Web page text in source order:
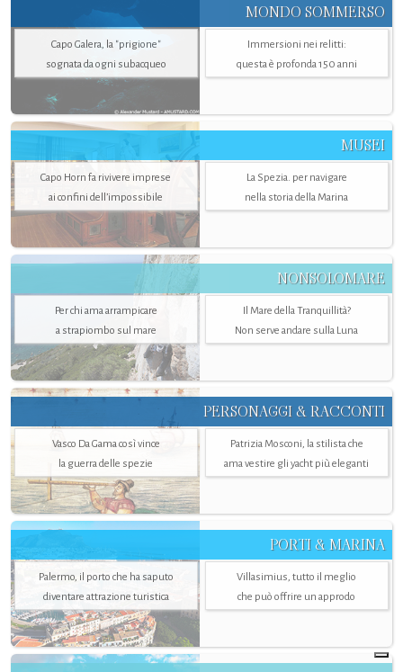
MONDO SOMMERSO
Capo Galera, la "prigione"
sognata da ogni subacqueo
Immersioni nei relitti:
questa è profonda 150 anni
MUSEI
Capo Horn fa rivivere imprese
ai confini dell’impossibile
La Spezia. per navigare
nella storia della Marina
NONSOLOMARE
Per chi ama arrampicare
a strapiombo sul mare
Il Mare della Tranquillità?
Non serve andare sulla Luna
PERSONAGGI & RACCONTI
Vasco Da Gama così vince
la guerra delle spezie
Patrizia Mosconi, la stilista che
ama vestire gli yacht più eleganti
PORTI & MARINA
Palermo, il porto che ha saputo
diventare attrazione turistica
Villasimius, tutto il meglio
che può offrire un approdo